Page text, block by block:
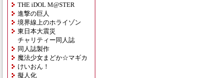
THE iDOL M@STER
進撃の巨人
境界線上のホライゾン
東日本大震災
チャリティー同人誌
同人誌製作
魔法少女まどか☆マギカ
けいおん！
擬人化